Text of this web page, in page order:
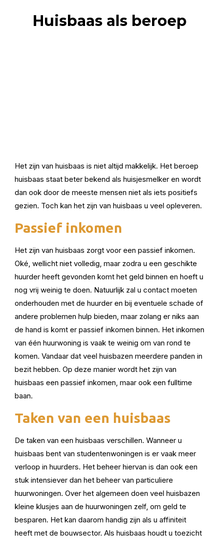
Huisbaas als beroep
Het zijn van huisbaas is niet altijd makkelijk. Het beroep
huisbaas staat beter bekend als huisjesmelker en wordt
dan ook door de meeste mensen niet als iets positiefs
gezien. Toch kan het zijn van huisbaas u veel opleveren.
Passief inkomen
Het zijn van huisbaas zorgt voor een passief inkomen.
Oké, wellicht niet volledig, maar zodra u een geschikte
huurder heeft gevonden komt het geld binnen en hoeft u
nog vrij weinig te doen. Natuurlijk zal u contact moeten
onderhouden met de huurder en bij eventuele schade of
andere problemen hulp bieden, maar zolang er niks aan
de hand is komt er passief inkomen binnen. Het inkomen
van één huurwoning is vaak te weinig om van rond te
komen. Vandaar dat veel huisbazen meerdere panden in
bezit hebben. Op deze manier wordt het zijn van
huisbaas een passief inkomen, maar ook een fulltime
baan.
Taken van een huisbaas
De taken van een huisbaas verschillen. Wanneer u
huisbaas bent van studentenwoningen is er vaak meer
verloop in huurders. Het beheer hiervan is dan ook een
stuk intensiever dan het beheer van particuliere
huurwoningen. Over het algemeen doen veel huisbazen
kleine klusjes aan de huurwoningen zelf, om geld te
besparen. Het kan daarom handig zijn als u affiniteit
heeft met de bouwsector. Als huisbaas houdt u toezicht